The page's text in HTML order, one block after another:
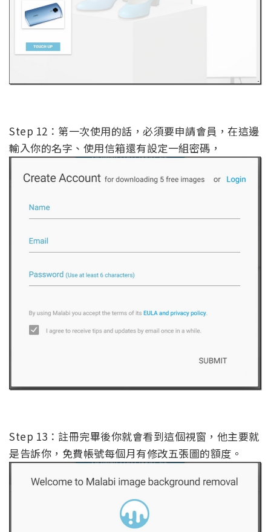
Step 12：第一次使用的話，必須要申請會員，在這邊
輸入你的名字、使用信箱還有設定一組密碼，
Step 13：註冊完畢後你就會看到這個視窗，他主要就
是告訴你，免費帳號每個月有修改五張圖的額度。